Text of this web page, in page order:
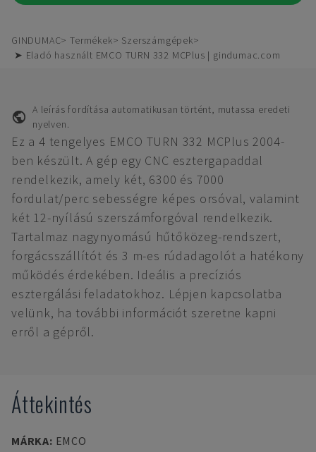
GINDUMAC Termékek
Szerszámgépek
➤ Eladó használt EMCO TURN 332 MCPlus | gindumac.com
A leírás fordítása automatikusan történt, mutassa eredeti
nyelven.
Ez a 4 tengelyes EMCO TURN 332 MCPlus 2004-
ben készült. A gép egy CNC esztergapaddal
rendelkezik, amely két, 6300 és 7000
fordulat/perc sebességre képes orsóval, valamint
két 12-nyílású szerszámforgóval rendelkezik.
Tartalmaz nagynyomású hűtőközeg-rendszert,
forgácsszállítót és 3 m-es rúdadagolót a hatékony
működés érdekében. Ideális a precíziós
esztergálási feladatokhoz. Lépjen kapcsolatba
velünk, ha további információt szeretne kapni
erről a gépről.
Áttekintés
MÁRKA: EMCO